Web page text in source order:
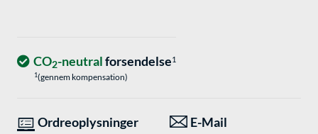
CO2-neutralforsendelse1
1(gennem kompensation)
Ordreoplysninger E-Mail